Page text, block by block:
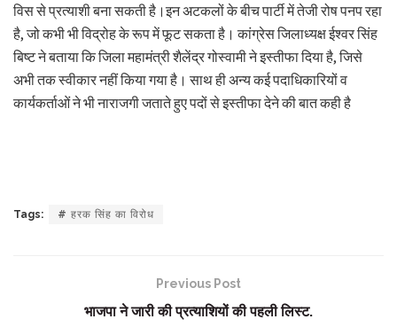
विस से प्रत्याशी बना सकती है।इन अटकलों के बीच पार्टी में तेजी रोष पनप रहा
है, जो कभी भी विद्रोह के रूप में फूट सकता है। कांग्रेस जिलाध्यक्ष ईश्वर सिंह
बिष्ट ने बताया कि जिला महामंत्री शैलेंद्र गोस्वामी ने इस्तीफा दिया है, जिसे
अभी तक स्वीकार नहीं किया गया है। साथ ही अन्य कई पदाधिकारियों व
कार्यकर्ताओं ने भी नाराजगी जताते हुए पदों से इस्तीफा देने की बात कही है
Tags: # हरक सिंह का विरोध
Previous Post
भाजपा ने जारी की प्रत्याशियों की पहली लिस्ट.